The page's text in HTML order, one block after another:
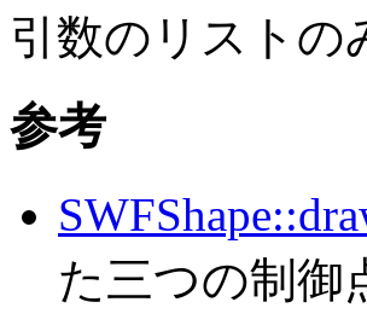
引数のリストの
参考
た三つの制御